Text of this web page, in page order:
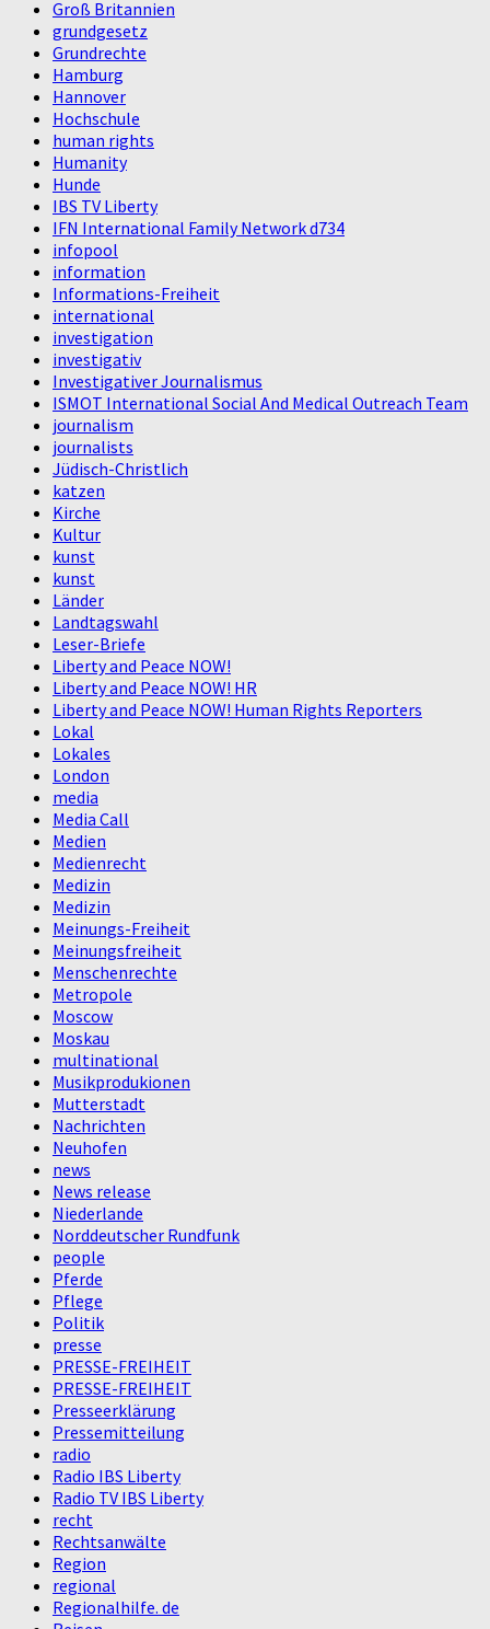
Groß Britannien
grundgesetz
Grundrechte
Hamburg
Hannover
Hochschule
human rights
Humanity
Hunde
IBS TV Liberty
IFN International Family Network d734
infopool
information
Informations-Freiheit
international
investigation
investigativ
Investigativer Journalismus
ISMOT International Social And Medical Outreach Team
journalism
journalists
Jüdisch-Christlich
katzen
Kirche
Kultur
kunst
kunst
Länder
Landtagswahl
Leser-Briefe
Liberty and Peace NOW!
Liberty and Peace NOW! HR
Liberty and Peace NOW! Human Rights Reporters
Lokal
Lokales
London
media
Media Call
Medien
Medienrecht
Medizin
Medizin
Meinungs-Freiheit
Meinungsfreiheit
Menschenrechte
Metropole
Moscow
Moskau
multinational
Musikprodukionen
Mutterstadt
Nachrichten
Neuhofen
news
News release
Niederlande
Norddeutscher Rundfunk
people
Pferde
Pflege
Politik
presse
PRESSE-FREIHEIT
PRESSE-FREIHEIT
Presseerklärung
Pressemitteilung
radio
Radio IBS Liberty
Radio TV IBS Liberty
recht
Rechtsanwälte
Region
regional
Regionalhilfe. de